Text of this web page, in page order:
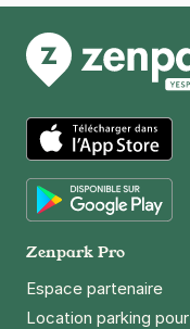
App Store
Zenpark Pro
Espace partenaire
Location parking